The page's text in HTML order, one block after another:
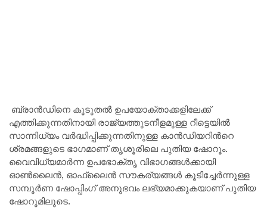
ബ്രാൻഡിനെ കൂടുതൽ ഉപയോക്താക്കളിലേക്ക്
എത്തിക്കുന്നതിനായി രാജ്യത്തുടനീളമുള്ള റീട്ടെയിൽ
സാന്നിധ്യം വർദ്ധിപ്പിക്കുന്നതിനുള്ള കാൻഡിയറിന്‍റെ
ശ്രമങ്ങളുടെ ഭാഗമാണ് തൃശൂരിലെ പുതിയ ഷോറൂം.
വൈവിധ്യമാർന്ന ഉപഭോക്തൃ വിഭാഗങ്ങൾക്കായി
ഓണ്‍ലൈന്‍, ഓഫ്‌ലൈൻ സൗകര്യങ്ങള്‍ കൂടിച്ചേർന്നുള്ള
സമ്പൂർണ ഷോപ്പിംഗ് അനുഭവം ലഭ്യമാക്കുകയാണ് പുതിയ
ഷോറൂമിലൂടെ.